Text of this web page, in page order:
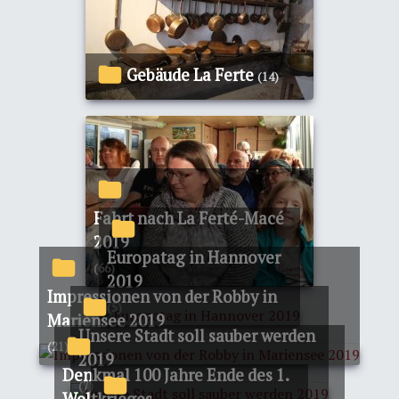
Gebäude La Ferte (14)
Fahrt nach La Ferté-Macé
2019
(66)
Europatag in Hannover
2019
(5)
Impressionen von der Robby in
Mariensee 2019
(21)
Unsere Stadt soll sauber werden
2019
(7)
Denkmal 100 Jahre Ende des 1.